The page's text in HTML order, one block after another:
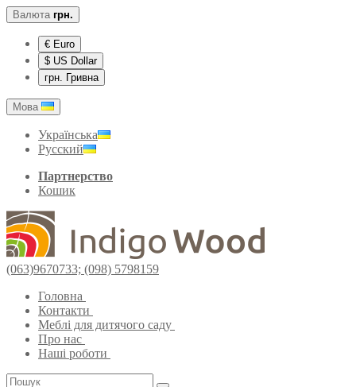
Валюта грн.
€ Euro
$ US Dollar
грн. Гривна
Мова
Українська
Русский
Партнерство
Кошик
(063)9670733; (098) 5798159
Головна
Контакти
Меблі для дитячого саду
Про нас
Наші роботи